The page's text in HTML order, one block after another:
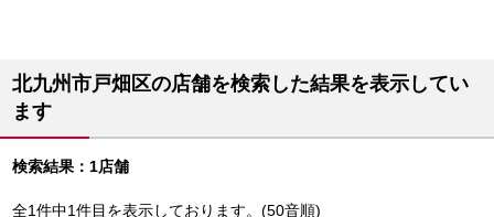
北九州市戸畑区の店舗を検索した結果を表示してい
ます
検索結果：1店舗
全1件中1件目を表示しております。(50音順)